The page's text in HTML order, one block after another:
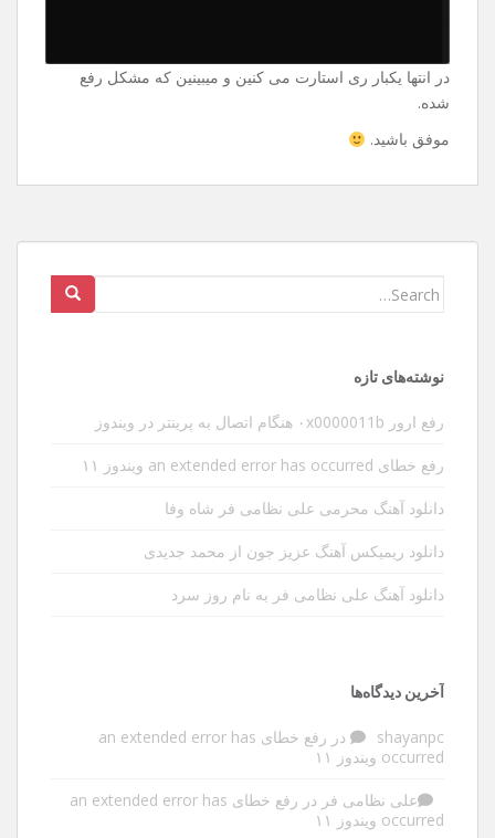
در انتها یکبار ری استارت می کنین و میبینین که مشکل رفع
شده.
موفق باشید.
Search
نوشته‌های تازه
رفع ارور ۰x0000011b هنگام اتصال به پرینتر در ویندوز
رفع خطای an extended error has occurred ویندوز ۱۱
دانلود آهنگ محرمی علی نظامی فر شاه وفا
دانلود ریمیکس آهنگ عزیز جون از محمد جدیدی
دانلود آهنگ علی نظامی فر به نام روز سرد
آخرین دیدگاه‌ها
shayanpc در
رفع خطای an extended error has
occurred ویندوز ۱۱
علی نظامی فر در
رفع خطای an extended error has
occurred ویندوز ۱۱